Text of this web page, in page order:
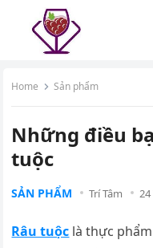
Home Sản phẩm
Những điều
tuộc
SẢN PHẨM Trí Tâm
Râu tuộc là thực